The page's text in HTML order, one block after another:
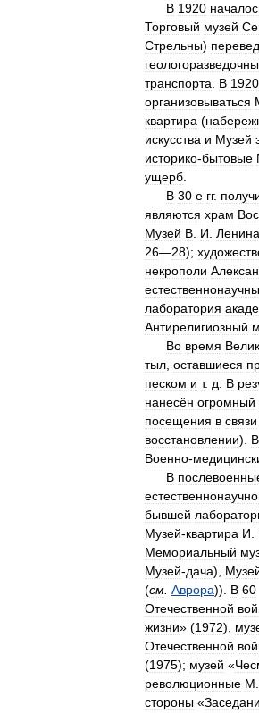
В 1920
Торговый музей
Стрельны)
транспорта
В 1920
организовываться
квартира (
искусства и Музей
историко-бытовые
ущерб
В 30 е гг.
являются храм
Музей В И Ленина
26—28);
некрополи
лаборатория
Антирелигиозный
Во время
тыл оставшиеся
песком и т. д В
нанесён огромный
посещения в связи
восстановлении). В
Военно-
В
бывшей
Музей-квартира И
Мемориальный
Музей-дача),
(см Аврора)). В 60
Отечественной
жизни» (1972),
Отечественной
(1975); музей «
революционные М
стороны «